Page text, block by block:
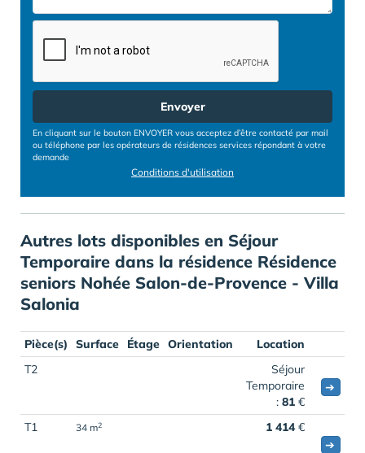
Envoyer
En cliquant sur le bouton ENVOYER vous acceptez d’être contacté par mail
ou téléphone par les opérateurs de résidences services répondant à votre
demande
Conditions d'utilisation
Autres lots disponibles en Séjour
Temporaire dans la résidence Résidence
seniors Nohée Salon-de-Provence - Villa
Salonia
Pièce(s) Surface Étage Orientation
Location
T2
Séjour
Temporaire
: 81 €
➔
T1 34 m2 1 414€
➔